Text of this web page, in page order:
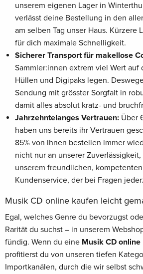
unserem eigenen Lager in
verlässt deine Bestellung in den
am selben Tag unser Haus. Kürzere
für dich maximale Schnelligkeit.
Sicherer Transport für makellose
Sammler:innen extrem viel Wert auf
Hüllen und Digipaks legen.
Sendung mit grösster Sorgfalt in
damit alles absolut kratz- und
Jahrzehntelanges Vertrauen: Über
haben uns bereits ihr Vertrauen
85% von ihnen bestellen immer
nicht nur an unserer
unserem freundlichen,
Kundenservice, der bei Fragen
Musik CD online kaufen leicht
Egal, welches Genre du bevorzugst
Rarität du suchst – in unserem
fündig. Wenn du eine Musik CD
profitierst du von unseren tiefen
Importkanälen, durch die wir selbst